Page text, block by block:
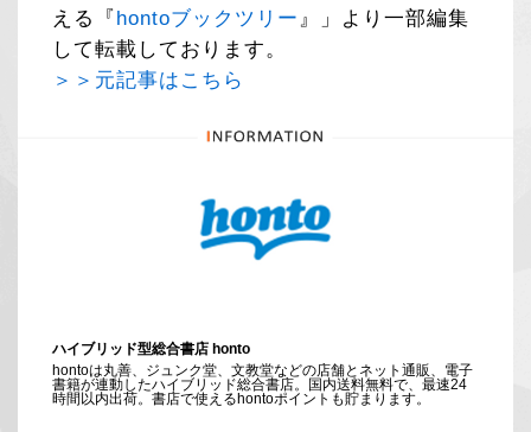
える『hontoブックツリー 』」より一部編集
して転載しております。
＞＞元記事はこちら
ハイブリッド型総合書店 honto
hontoは丸善、ジュンク堂、文教堂などの店舗とネット通販、電子
書籍が連動したハイブリッド総合書店。国内送料無料で、最速24
時間以内出荷。書店で使えるhontoポイントも貯まります。